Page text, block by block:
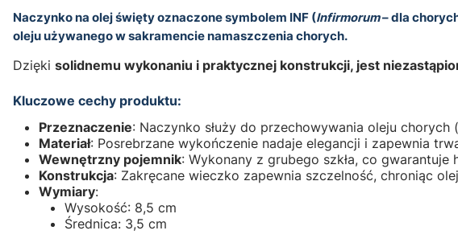
Naczynko na olej święty oznaczone symbolem INF (Infirmorum– dla
oleju używanego w sakramencie namaszczenia chorych.
Dzięki solidnemu wykonaniu i praktycznej konstrukcji, jest
Kluczowe cechy produktu:
Przeznaczenie: Naczynko służy do przechowywania oleju chorych (
Materiał: Posrebrzane wykończenie nadaje elegancji i zapewnia
Wewnętrzny pojemnik: Wykonany z grubego szkła, co
Konstrukcja: Zakręcane wieczko zapewnia szczelność, chroniąc
Wymiary:
Wysokość: 8,5 cm
Średnica: 3,5 cm